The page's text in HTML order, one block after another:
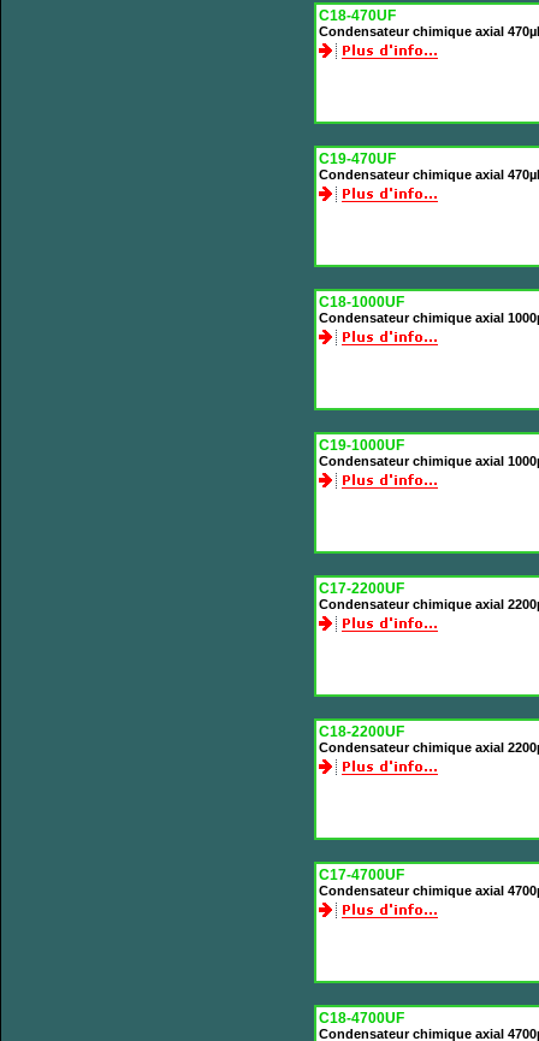
C18-470UF
Condensateur chimique axial
C19-470UF
Condensateur chimique axial
C18-1000UF
Condensateur chimique axial
C19-1000UF
Condensateur chimique axial
C17-2200UF
Condensateur chimique axial
C18-2200UF
Condensateur chimique axial
C17-4700UF
Condensateur chimique axial
C18-4700UF
Condensateur chimique axial